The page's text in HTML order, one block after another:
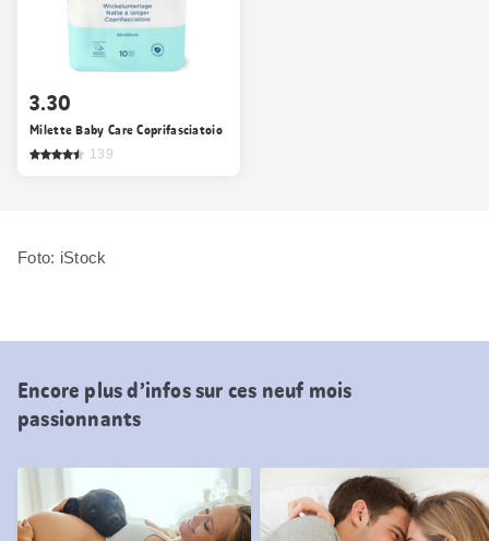
3.30
Milette Baby Care Coprifasciatoio
139
Foto: iStock
Encore plus d’infos sur ces neuf mois
passionnants